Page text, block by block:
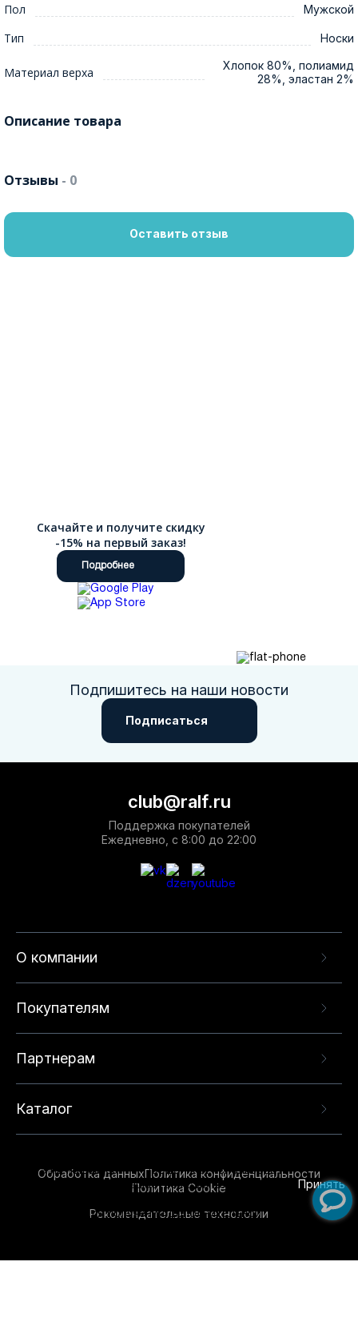
Пол Мужской
Тип Носки
Материал верха
Хлопок 80%, полиамид
28%, эластан 2%
Описание товара
Отзывы - 0
Оставить отзыв
Скачайте и получите скидку
-15% на первый заказ!
Подробнее
Подпишитесь на наши новости
Подписаться
О компании
Покупателям
Партнерам
Каталог
club@ralf.ru
Поддержка покупателей
Ежедневно, с 8:00 до 22:00
Обработка данныхПолитика конфиденциальности
Политика Cookie
Рекомендательные технологии
опыта на нашем сайте. Продолжая использовать
данный сайт, вы соглашаетесь с использованием
технологий. Для получения дополнительной
Принять